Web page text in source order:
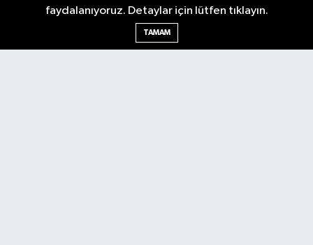
Ankara Nöbetçi Eczaneler
faydalanıyoruz. Detaylar için lütfen tıklayın.
TAMAM